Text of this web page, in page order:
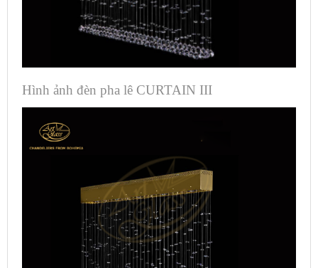
Hình ảnh đèn pha lê CURTAIN III